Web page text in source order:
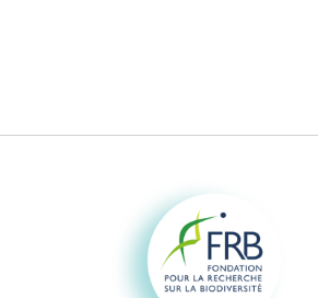
Fondation pour la
recherche sur la
biodiversité